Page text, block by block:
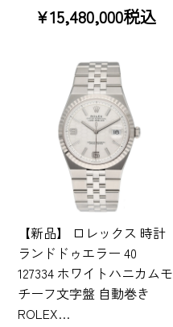
¥15,480,000税込
【新品】 ロレックス 時計
ランドドゥエラー 40
127334 ホワイトハニカムモ
チーフ文字盤 自動巻き
ROLEX…